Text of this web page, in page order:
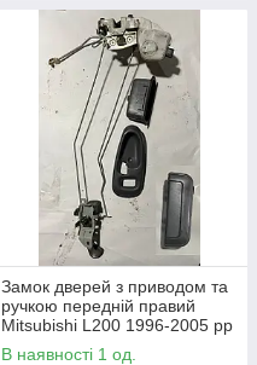
Замок дверей з приводом та
ручкою передній правий
Mitsubishi L200 1996-2005 рр
Б\У
В наявності 1 од.